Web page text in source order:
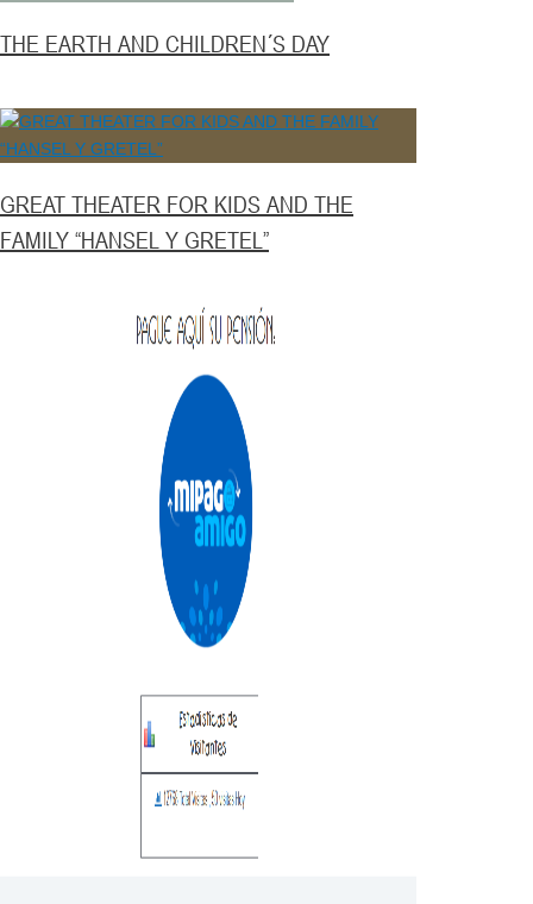
THE EARTH AND CHILDREN´S DAY
GREAT THEATER FOR KIDS AND THE
FAMILY “HANSEL Y GRETEL”